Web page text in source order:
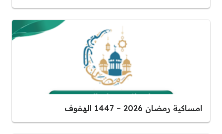
امساكية رمضان 2026 – 1447 الهفوف